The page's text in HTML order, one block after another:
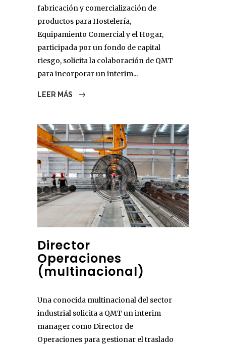
fabricación y comercialización de
productos para Hostelería,
Equipamiento Comercial y el Hogar,
participada por un fondo de capital
riesgo, solicita la colaboración de QMT
para incorporar un interim...
LEER MÁS
Director
Operaciones
(multinacional)
Una conocida multinacional del sector
industrial solicita a QMT un interim
manager como Director de
Operaciones para gestionar el traslado